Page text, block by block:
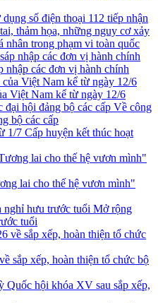
số điện thoại 112 tiếp nhận
thảm họa, những nguy cơ xảy
nhân trong phạm vi toàn quốc
nhập các đơn vị hành chính
Việt Nam kể từ ngày 12/6
Về công
bộ các cấp
Cấp huyện kết thúc hoạt
lai cho thế hệ vươn mình"
Mở rộng
tuổi
sắp xếp, hoàn thiện tổ chức bộ